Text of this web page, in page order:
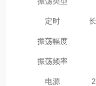
定时
振荡幅度
振荡频率
电源